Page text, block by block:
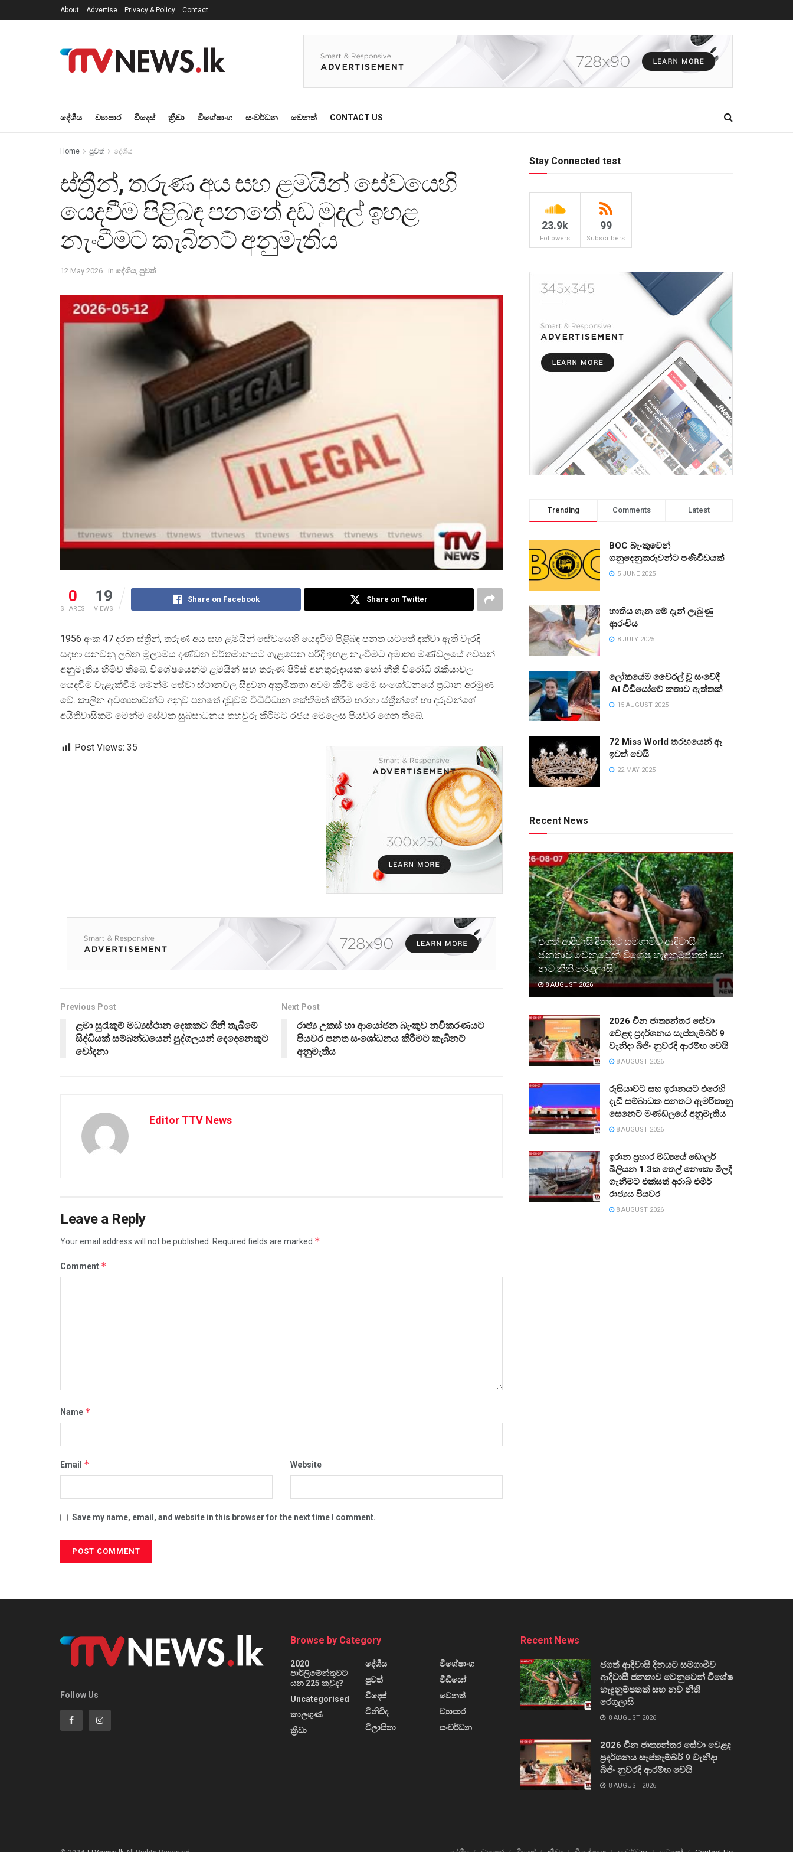
About Advertise Privacy & Policy Contact
දේශීය ව්‍යාපාර විදෙස් ක්‍රීඩා විශේෂාංග සංවර්ධන වෙනත් CONTACT US
Home පුවත් දේශීය
ස්ත්‍රීන්, තරුණ අය සහ ළමයින් සේවයෙහි
යෙදවීම පිළිබඳ පනතේ දඩ මුදල් ඉහළ
නැංවීමට කැබිනට් අනුමැතිය
12 May 2026 in දේශීය, පුවත්
0
SHARES
19
VIEWS
Share on Facebook Share on Twitter
1956 අංක 47 දරන ස්ත්රීන්, තරුණ අය සහ ළමයින් සේවයෙහි යෙදවීම පිළිබඳ පනත යටතේ දක්වා ඇති වැරදි
සඳහා පනවනු ලබන මූල්යමය දණ්ඩන වර්තමානයට ගැළපෙන පරිදි ඉහළ නැංවීමට අමාත් ය මණ්ඩලයේ අවසන්
අනුමැතිය හිමිව තිබේ. විශේෂයෙන්ම ළමයින් සහ තරුණ පිරිස් අනතුරුදායක හෝ නීති විරෝධී රැකියාවල
යෙදවීම වැළැක්වීම මෙන්ම සේවා ස්ථානවල සිදුවන අක්රමිකතා අවම කිරීම මෙම සංශෝධනයේ ප්රධාන අරමුණ
වේ. කාලීන අවශ්යතාවන්ට අනුව පනතේ දඬුවම් විධිවිධාන ශක්තිමත් කිරීම හරහා ස්ත්රීන්ගේ හා දරුවන්ගේ
අයිතිවාසිකම් මෙන්ම සේවක සුබසාධනය තහවුරු කිරීමට රජය මෙලෙස පියවර ගෙන තිබේ.
Post Views: 35
Previous Post
ළමා සුරැකුම් මධ්‍යස්ථාන දෙකකට ගිනි තැබීමේ
සිද්ධියක් සම්බන්ධයෙන් පුද්ගලයන් දෙදෙනෙකුට
චෝදනා
Next Post
රාජ්‍ය උකස් හා ආයෝජන බැංකුව නවීකරණයට
පියවර පනත සංශෝධනය කිරීමට කැබිනට්
අනුමැතිය
Editor TTV News
Leave a Reply
Your email address will not be published. Required fields are marked *
Comment *
Name *
Email * Website
Save my name, email, and website in this browser for the next time I comment.
Stay Connected test
23.9k
Followers
99
Subscribers
Trending Comments Latest
BOC බැංකුවෙන්
ගනුදෙනුකරුවන්ට පණිවිඩයක්
5 JUNE 2025
භාතිය ගැන මේ දැන් ලැබුණු
ආරංචිය
8 JULY 2025
ලෝකයේම වෛරල් වූ සංවේදී
AI වීඩියෝවේ කතාව ඇත්තක්
15 AUGUST 2025
72 Miss World තරඟයෙන් ඈ
ඉවත් වෙයි
22 MAY 2025
Recent News
ජගත් ආදිවාසි දිනයට සමගාමීව ආදිවාසී
ජනතාව වෙනුවෙන් විශේෂ හැඳුනුම්පතක් සහ
නව නීති රෙගුලාසි
8 AUGUST 2026
2026 චීන ජාත්‍යන්තර සේවා
වෙළඳ ප්‍රදර්ශනය සැප්තැම්බර් 9
වැනිදා බීජිං නුවරදී ආරම්භ වෙයි
8 AUGUST 2026
රුසියාවට සහ ඉරානයට එරෙහි
දැඩි සම්බාධක පනතට ඇමරිකානු
සෙනෙට් මණ්ඩලයේ අනුමැතිය
8 AUGUST 2026
ඉරාන ප්‍රහාර මධ්‍යයේ ඩොලර්
බිලියන 1.3ක තෙල් නෞකා මිලදී
ගැනීමට එක්සත් අරාබි එමීර්
රාජ්‍යය පියවර
8 AUGUST 2026
Follow Us
Browse by Category
2020
පාර්ලිමේන්තුවට
යන 225 කවුද?
Uncategorised
කාලගුණ
ක්‍රීඩා
දේශීය
පුවත්
විදෙස්
විනිවිද
විලාසිතා
විශේෂාංග
වීඩියෝ
වෙනත්
ව්‍යාපාර
සංවර්ධන
Recent News
ජගත් ආදිවාසි දිනයට සමගාමීව
ආදිවාසී ජනතාව වෙනුවෙන් විශේෂ
හැඳුනුම්පතක් සහ නව නීති
රෙගුලාසි
8 AUGUST 2026
2026 චීන ජාත්‍යන්තර සේවා වෙළඳ
ප්‍රදර්ශනය සැප්තැම්බර් 9 වැනිදා
බීජිං නුවරදී ආරම්භ වෙයි
8 AUGUST 2026